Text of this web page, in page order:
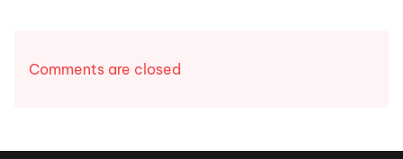
Comments are closed